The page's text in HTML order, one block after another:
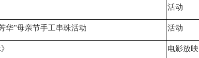
活动
华”母亲节手工串珠活动 活动
电影放映